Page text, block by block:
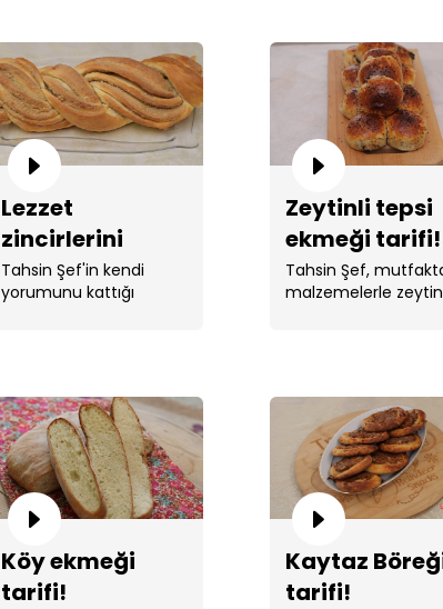
Lezzet
zincirlerini
kıracak bir tarif:
tahinli örgü
Tahsin Şef'in kendi
yorumunu kattığı
Zeytinli tepsi
ekmeği tarifi!
Tahsin Şef,
malzemelerle
Köy ekmeği
tarifi!
Kaytaz
tarifi!